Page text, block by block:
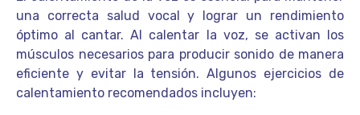
una correcta salud vocal y lograr un rendimiento
óptimo al cantar. Al calentar la voz, se activan los
músculos necesarios para producir sonido de manera
eficiente y evitar la tensión. Algunos ejercicios de
calentamiento recomendados incluyen: